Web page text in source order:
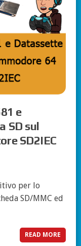
e
SD sul
SD2IEC
per lo
SD/MMC ed
READ MORE